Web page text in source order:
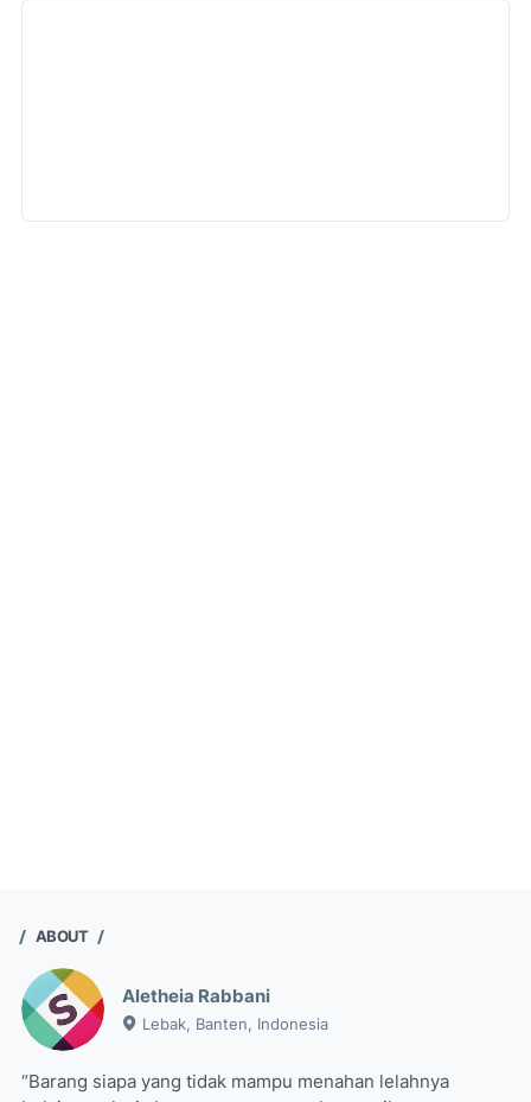
ABOUT
Aletheia Rabbani
Lebak, Banten, Indonesia
“Barang siapa yang tidak mampu menahan lelahnya